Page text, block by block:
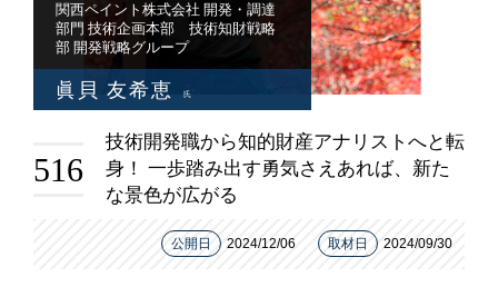
516
技術開発職から知的財産アナリストへと転
身！ 一歩踏み出す勇気さえあれば、新た
な景色が広がる
公開日 2024/12/06 取材日 2024/09/30
眞貝 友希恵 氏
関西ペイント株式会社 開発・調達
部門 技術企画本部 技術知財戦略
部 開発戦略グループ